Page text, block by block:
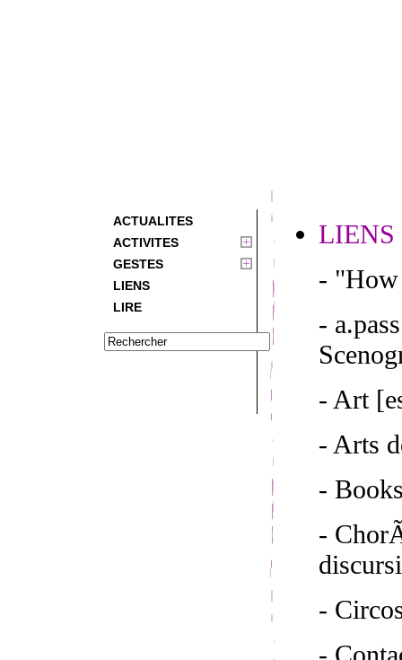
ACTUALITES
ACTIVITES
GESTES
LIENS
LIRE
LIENS
- "How
-
- Art
- Arts
-
-
-